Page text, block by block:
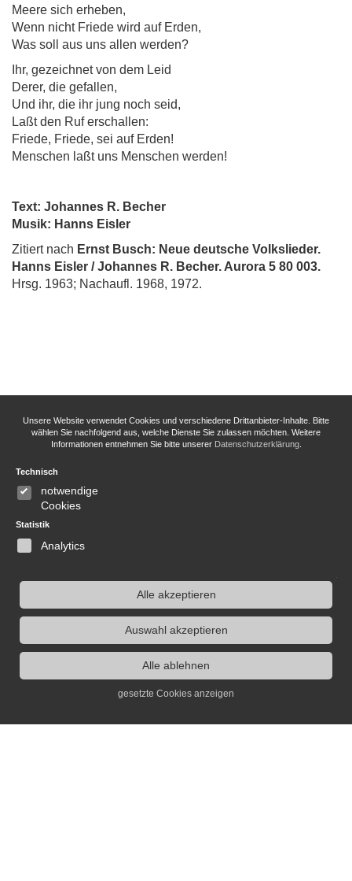
Meere sich erheben,
Wenn nicht Friede wird auf Erden,
Was soll aus uns allen werden?
Ihr, gezeichnet von dem Leid
Derer, die gefallen,
Und ihr, die ihr jung noch seid,
Laßt den Ruf erschallen:
Friede, Friede, sei auf Erden!
Menschen laßt uns Menschen werden!
Text: Johannes R. Becher
Musik: Hanns Eisler
Zitiert nach Ernst Busch: Neue deutsche Volkslieder.
Hanns Eisler / Johannes R. Becher. Aurora 5 80 003.
Hrsg. 1963; Nachaufl. 1968, 1972.
Unsere Website verwendet Cookies und verschiedene Drittanbieter-Inhalte. Bitte
wählen Sie nachfolgend aus, welche Dienste Sie zulassen möchten. Weitere
Informationen entnehmen Sie bitte unserer Datenschutzerklärung.
Technisch
notwendige
Cookies
Statistik
Analytics
Alle akzeptieren
Auswahl akzeptieren
Alle ablehnen
gesetzte Cookies anzeigen